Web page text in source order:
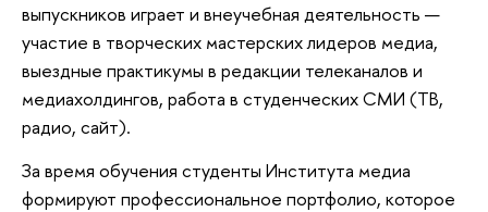
выпускников играет и внеучебная деятельность —
участие в творческих мастерских лидеров медиа,
выездные практикумы в редакции телеканалов и
медиахолдингов, работа в студенческих СМИ (ТВ,
радио, сайт).
За время обучения студенты Института медиа
формируют профессиональное портфолио, которое